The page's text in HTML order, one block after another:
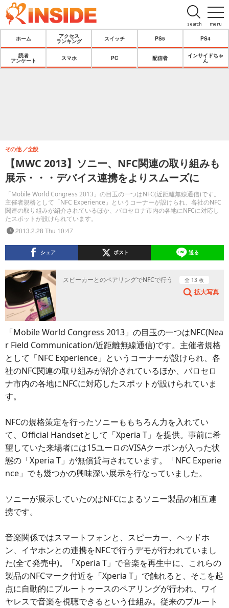
menu
search
ホーム
アクセス
ランキング
スイッチ PS5 PS4
読者
アンケート
スマホ PC 配信者
インサイドちゃ
ん
【MWC 2013】ソニー、NFC関連の取り組みも
展示・・・デバイス連携をよりスムーズに
「Mobile World Congress 2013」の目玉の一つはNFC(近距離無線通信)です。
主催者規格として「NFC Experience」というコーナーが設けられ、各社のNFC
関連の取り組みが紹介されているほか、バロセロナ市内の各地にNFCに対応し
たスポットが設けられています。
その他 全般
2013.2.28 Thu 10:47
シェア ポスト 送る
スピーカーとのペアリングでNFCで行う 全 13 枚
拡大写真
「Mobile World Congress 2013」の目玉の一つはNFC(Nea
r Field Communication/近距離無線通信)です。主催者規格
として「NFC Experience」というコーナーが設けられ、各
社のNFC関連の取り組みが紹介されているほか、バロセロ
ナ市内の各地にNFCに対応したスポットが設けられていま
す。
NFCの規格策定を行ったソニーももちろん力を入れてい
て、Official Handsetとして「Xperia T」を提供。事前に希
望していた来場者には15ユーロのVISAクーポンが入った状
態の「Xperia T」が無償貸与されています。「NFC Experie
nce」でも幾つかの興味深い展示を行なっていました。
ソニーが展示していたのはNFCによるソニー製品の相互連
携です。
音楽関係ではスマートフォンと、スピーカー、ヘッドホ
ン、イヤホンとの連携をNFCで行うデモが行われていまし
た(全て発売中)。「Xperia T」で音楽を再生中に、これらの
製品のNFCマーク付近を「Xperia T」で触れると、そこを起
点に自動的にブルートゥースのペアリングが行われ、ワイ
ヤレスで音楽を視聴できるという仕組み。従来のブルート